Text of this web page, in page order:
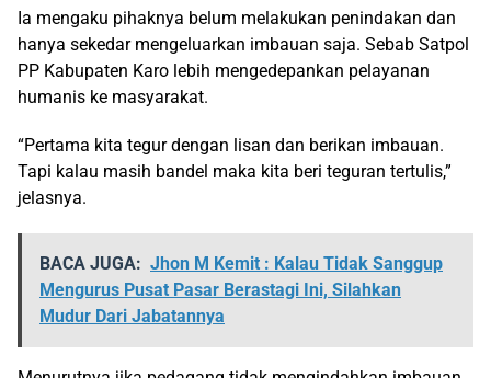
Ia mengaku pihaknya belum melakukan penindakan dan
hanya sekedar mengeluarkan imbauan saja. Sebab Satpol
PP Kabupaten Karo lebih mengedepankan pelayanan
humanis ke masyarakat.
“Pertama kita tegur dengan lisan dan berikan imbauan.
Tapi kalau masih bandel maka kita beri teguran tertulis,”
jelasnya.
BACA JUGA: Jhon M Kemit : Kalau Tidak Sanggup
Mengurus Pusat Pasar Berastagi Ini, Silahkan
Mudur Dari Jabatannya